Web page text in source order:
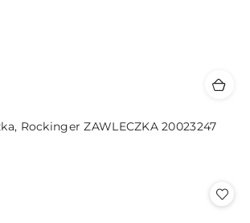
Rockinger ZAWLECZKA 20023247